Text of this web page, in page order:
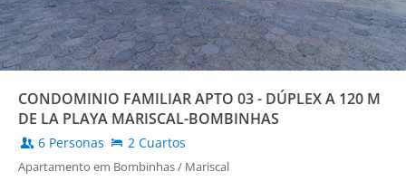
CONDOMINIO FAMILIAR APTO 03 - DÚPLEX A 120 M
DE LA PLAYA MARISCAL-BOMBINHAS
6 Personas 2 Cuartos
Apartamento em Bombinhas / Mariscal